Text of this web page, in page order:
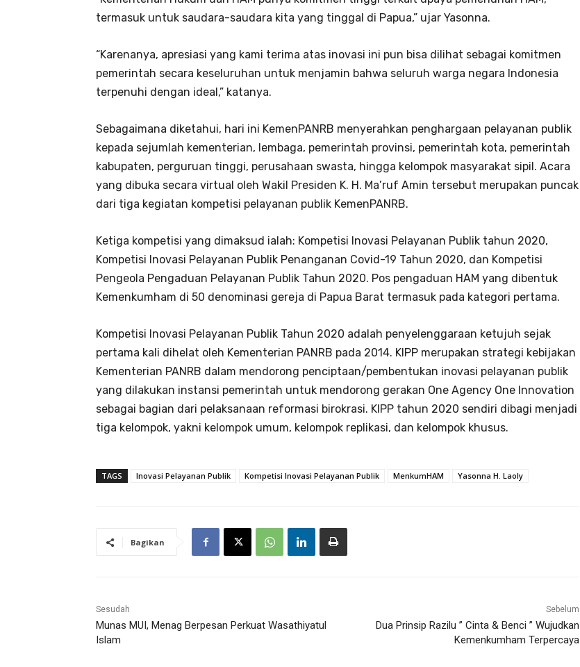
termasuk untuk saudara-saudara kita yang tinggal di Papua,” ujar Yasonna.
“Karenanya, apresiasi yang kami terima atas inovasi ini pun bisa dilihat sebagai komitmen
pemerintah secara keseluruhan untuk menjamin bahwa seluruh warga negara Indonesia
terpenuhi dengan ideal,” katanya.
Sebagaimana diketahui, hari ini KemenPANRB menyerahkan penghargaan pelayanan publik
kepada sejumlah kementerian, lembaga, pemerintah provinsi, pemerintah kota, pemerintah
kabupaten, perguruan tinggi, perusahaan swasta, hingga kelompok masyarakat sipil. Acara
yang dibuka secara virtual oleh Wakil Presiden K. H. Ma’ruf Amin tersebut merupakan puncak
dari tiga kegiatan kompetisi pelayanan publik KemenPANRB.
Ketiga kompetisi yang dimaksud ialah: Kompetisi Inovasi Pelayanan Publik tahun 2020,
Kompetisi Inovasi Pelayanan Publik Penanganan Covid-19 Tahun 2020, dan Kompetisi
Pengeola Pengaduan Pelayanan Publik Tahun 2020. Pos pengaduan HAM yang dibentuk
Kemenkumham di 50 denominasi gereja di Papua Barat termasuk pada kategori pertama.
Kompetisi Inovasi Pelayanan Publik Tahun 2020 adalah penyelenggaraan ketujuh sejak
pertama kali dihelat oleh Kementerian PANRB pada 2014. KIPP merupakan strategi kebijakan
Kementerian PANRB dalam mendorong penciptaan/pembentukan inovasi pelayanan publik
yang dilakukan instansi pemerintah untuk mendorong gerakan One Agency One Innovation
sebagai bagian dari pelaksanaan reformasi birokrasi. KIPP tahun 2020 sendiri dibagi menjadi
tiga kelompok, yakni kelompok umum, kelompok replikasi, dan kelompok khusus.
TAGS Inovasi Pelayanan Publik Kompetisi Inovasi Pelayanan Publik MenkumHAM Yasonna H. Laoly
Bagikan
Sesudah
Munas MUI, Menag Berpesan Perkuat Wasathiyatul
Islam
Sebelum
Dua Prinsip Razilu ” Cinta & Benci ” Wujudkan
Kemenkumham Terpercaya